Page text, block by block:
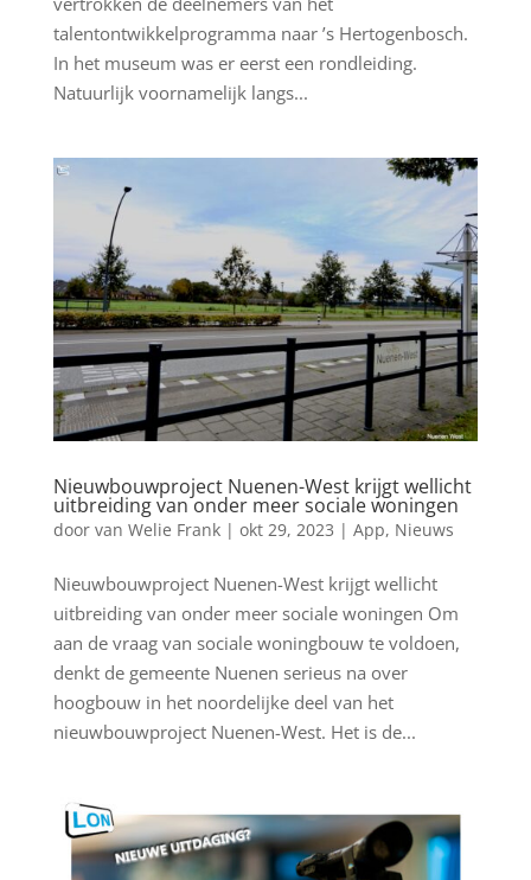
talentontwikkelprogramma naar ’s Hertogenbosch.
In het museum was er eerst een rondleiding.
Natuurlijk voornamelijk langs...
Nieuwbouwproject Nuenen-West krijgt wellicht
uitbreiding van onder meer sociale woningen
door van Welie Frank| okt 29, 2023 | App, Nieuws
Nieuwbouwproject Nuenen-West krijgt wellicht
uitbreiding van onder meer sociale woningen Om
aan de vraag van sociale woningbouw te voldoen,
denkt de gemeente Nuenen serieus na over
hoogbouw in het noordelijke deel van het
nieuwbouwproject Nuenen-West. Het is de...